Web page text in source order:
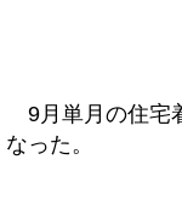
9月単月の住宅
なった。